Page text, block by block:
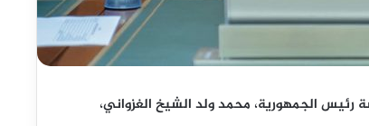
رئيس الجمهورية، محمد ولد الشيخ الغزواني،